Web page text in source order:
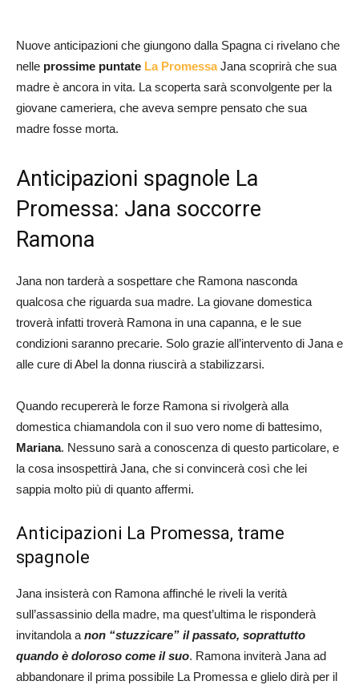
Nuove anticipazioni che giungono dalla Spagna ci rivelano che
nelle prossime puntate La PromessaJana scoprirà che sua
madre è ancora in vita. La scoperta sarà sconvolgente per la
giovane cameriera, che aveva sempre pensato che sua
madre fosse morta.
Anticipazioni spagnole La
Promessa: Jana soccorre
Ramona
Jana non tarderà a sospettare che Ramona nasconda
qualcosa che riguarda sua madre. La giovane domestica
troverà infatti troverà Ramona in una capanna, e le sue
condizioni saranno precarie. Solo grazie all’intervento di Jana e
alle cure di Abel la donna riuscirà a stabilizzarsi.
Quando recupererà le forze Ramona si rivolgerà alla
domestica chiamandola con il suo vero nome di battesimo,
Mariana. Nessuno sarà a conoscenza di questo particolare, e
la cosa insospettirà Jana, che si convincerà così che lei
sappia molto più di quanto affermi.
Anticipazioni La Promessa, trame
spagnole
Jana insisterà con Ramona affinché le riveli la verità
sull’assassinio della madre, ma quest’ultima le risponderà
invitandola a non “stuzzicare” il passato, soprattutto
quando è doloroso come il suo. Ramona inviterà Jana ad
abbandonare il prima possibile La Promessa e glielo dirà per il